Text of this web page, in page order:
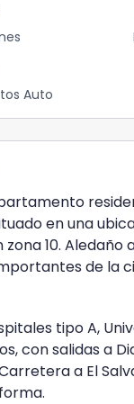
Auto
en una
10. Aledaño
de la
tipo A,
con salidas a
a El